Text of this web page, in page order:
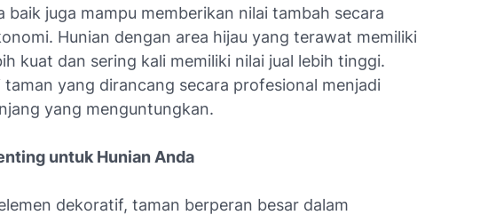
baik juga mampu memberikan nilai tambah secara
Hunian dengan area hijau yang terawat memiliki
kuat dan sering kali memiliki nilai jual lebih tinggi.
taman yang dirancang secara profesional menjadi
yang menguntungkan.
untuk Hunian Anda
dekoratif, taman berperan besar dalam